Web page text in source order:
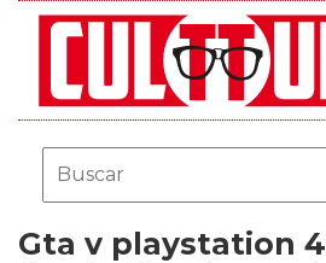
Gta v playstation 4